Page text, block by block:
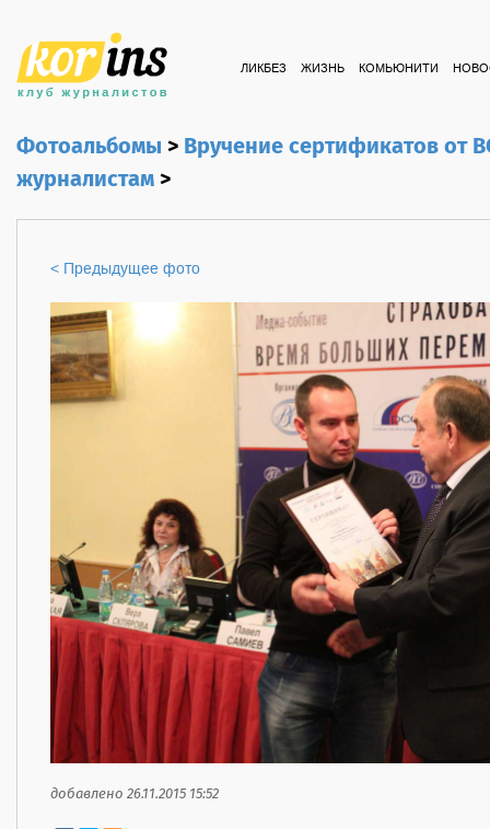
ЛИКБЕЗ ЖИЗНЬ КОМЬЮНИТИ
Фотоальбомы>Вручение сертификатов от
журналистам>
< Предыдущее фото
добавлено 26.11.2015 15:52